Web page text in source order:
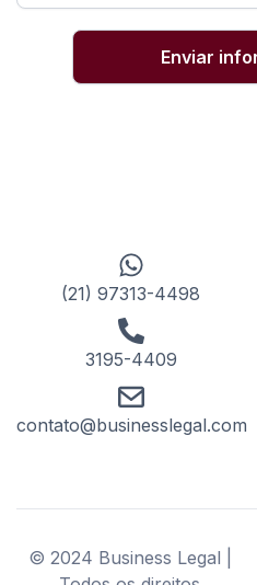
(21) 97313-4498
3195-4409
contato@businesslegal.com
© 2024 Business Legal |